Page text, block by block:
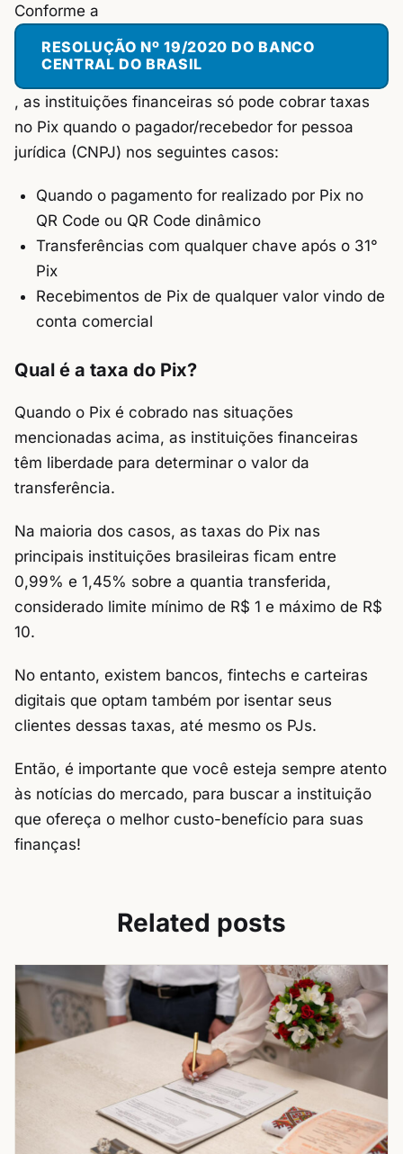
Conforme a
RESOLUÇÃO Nº 19/2020 DO BANCO
CENTRAL DO BRASIL
, as instituições financeiras só pode cobrar taxas
no Pix quando o pagador/recebedor for pessoa
jurídica (CNPJ) nos seguintes casos:
Quando o pagamento for realizado por Pix no
QR Code ou QR Code dinâmico
Transferências com qualquer chave após o 31°
Pix
Recebimentos de Pix de qualquer valor vindo de
conta comercial
Qual é a taxa do Pix?
Quando o Pix é cobrado nas situações
mencionadas acima, as instituições financeiras
têm liberdade para determinar o valor da
transferência.
Na maioria dos casos, as taxas do Pix nas
principais instituições brasileiras ficam entre
0,99% e 1,45% sobre a quantia transferida,
considerado limite mínimo de R$ 1 e máximo de R$
10.
No entanto, existem bancos, fintechs e carteiras
digitais que optam também por isentar seus
clientes dessas taxas, até mesmo os PJs.
Então, é importante que você esteja sempre atento
às notícias do mercado, para buscar a instituição
que ofereça o melhor custo-benefício para suas
finanças!
Related posts